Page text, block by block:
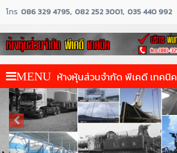
โทร 086 329 4795 082 252 3001 035 440 992
MENU ห้างหุ้นส่วนจำกัด พีเคดี เทคนิค